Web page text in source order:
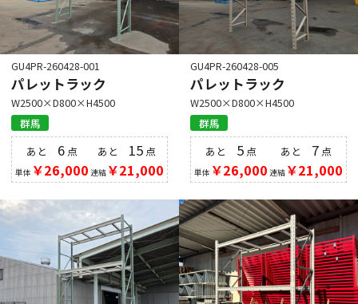
GU4PR-260428-001
パレットラック
W2500×D800×H4500
群馬
あと 6 点
単体 ￥26,000
あと 15 点
連結￥21,000
GU4PR-260428-005
パレットラック
W2500×D800×H4500
群馬
あと 5 点
単体 ￥26,000
あと 7点
連結￥21,000